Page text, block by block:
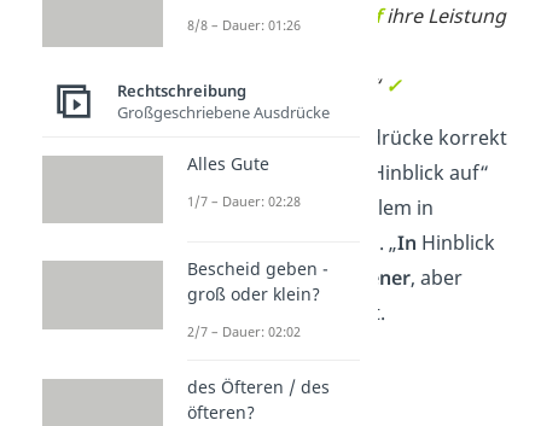
In Hinblick aufihre Leistung
Auszeichnung.“ ✓
Obwohl beide Ausdrücke korrekt
sind, nutzt du „
Hinblick auf“
häufiger und vor allem in
Texten. „In Hinblick
auf“ ist etwas
seltener, aber
genauso akzeptiert.
8/8 – Dauer: 01:26
Rechtschreibung
Großgeschriebene Ausdrücke
Alles Gute
1/7 – Dauer: 02:28
Bescheid geben -
groß oder klein?
2/7 – Dauer: 02:02
des Öfteren / des
öfteren?